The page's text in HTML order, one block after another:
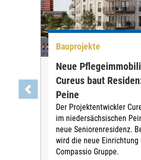
Bauprojekte
Neue
Cureus baut
Peine
Der Projektentwickler
im niedersächsischen
neue Seniorenresidenz.
wird die neue Einrichtung
Compassio Gruppe.